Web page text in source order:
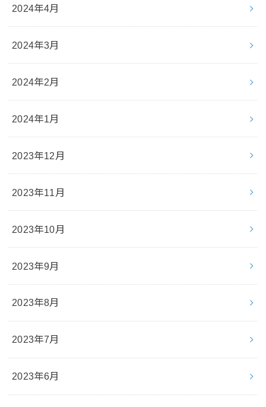
2024年4月
2024年3月
2024年2月
2024年1月
2023年12月
2023年11月
2023年10月
2023年9月
2023年8月
2023年7月
2023年6月